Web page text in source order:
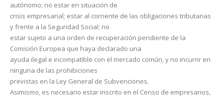
autónomo; no estar en situación de
crisis empresarial; estar al corriente de las obligaciones tributarias
y frente a la Seguridad Social; no
estar sujeto a una orden de recuperación pendiente de la
Comisión Europea que haya declarado una
ayuda ilegal e incompatible con el mercado común, y no incurrir en
ninguna de las prohibiciones
previstas en la Ley General de Subvenciones.
Asimismo, es necesario estar inscrito en el Censo de empresarios,